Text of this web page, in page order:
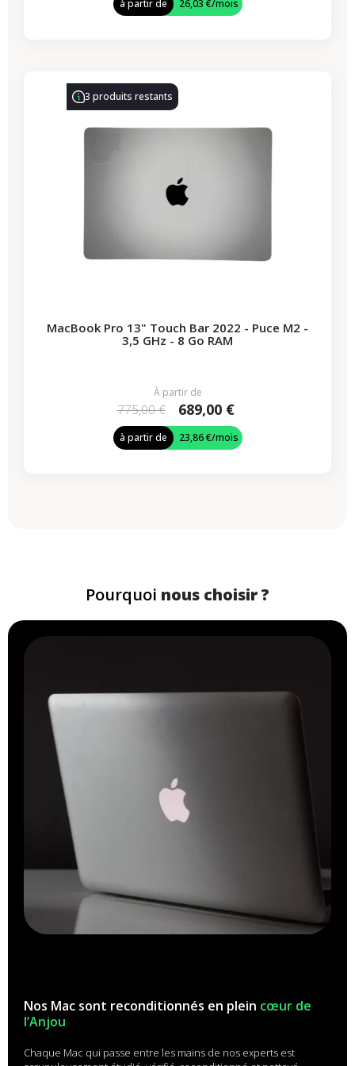
à partir de 26,03 €/mois
3 produits restants
MacBook Pro 13" Touch Bar 2022 - Puce M2 -
3,5 GHz - 8 Go RAM
À partir de
775,00 € 689,00 €
à partir de 23,86 €/mois
Pourquoi nous choisir ?
Nos Mac sont reconditionnés en plein cœur de
l’Anjou
Chaque Mac qui passe entre les mains de nos experts est